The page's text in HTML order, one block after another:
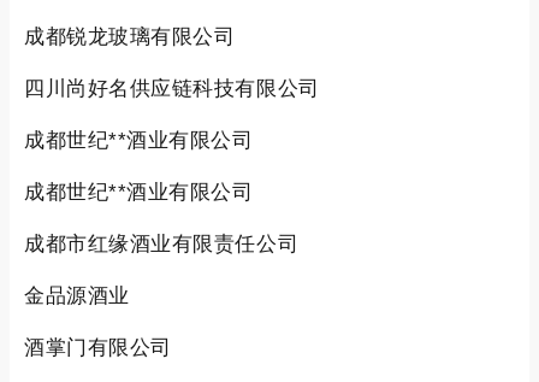
成都锐龙玻璃有限公司
四川尚好名供应链科技有限公司
成都世纪**酒业有限公司
成都世纪**酒业有限公司
成都市红缘酒业有限责任公司
金品源酒业
酒掌门有限公司